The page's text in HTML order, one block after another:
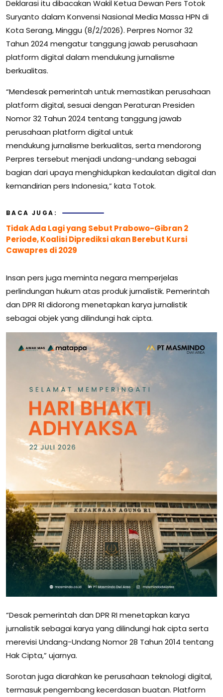
Deklarasi itu dibacakan Wakil Ketua Dewan Pers Totok
Suryanto dalam Konvensi Nasional Media Massa HPN di
Kota Serang, Minggu (8/2/2026). Perpres Nomor 32
Tahun 2024 mengatur tanggung jawab perusahaan
platform digital dalam mendukung jurnalisme
berkualitas.
“Mendesak pemerintah untuk memastikan perusahaan
platform digital, sesuai dengan Peraturan Presiden
Nomor 32 Tahun 2024 tentang tanggung jawab
perusahaan platform digital untuk
mendukung jurnalisme berkualitas, serta mendorong
Perpres tersebut menjadi undang-undang sebagai
bagian dari upaya menghidupkan kedaulatan digital dan
kemandirian pers Indonesia,” kata Totok.
BACA JUGA:
Tidak Ada Lagi yang Sebut Prabowo-Gibran 2
Periode, Koalisi Diprediksi akan Berebut Kursi
Cawapres di 2029
Insan pers juga meminta negara memperjelas
perlindungan hukum atas produk jurnalistik. Pemerintah
dan DPR RI didorong menetapkan karya jurnalistik
sebagai objek yang dilindungi hak cipta.
“Desak pemerintah dan DPR RI menetapkan karya
jurnalistik sebagai karya yang dilindungi hak cipta serta
merevisi Undang-Undang Nomor 28 Tahun 2014 tentang
Hak Cipta,” ujarnya.
Sorotan juga diarahkan ke perusahaan teknologi digital,
termasuk pengembang kecerdasan buatan. Platform